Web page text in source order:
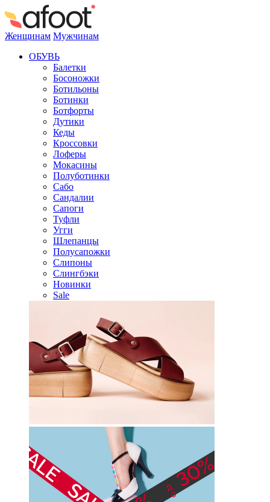
Женщинам Мужчинам
ОБУВЬ
Балетки
Босоножки
Ботильоны
Ботинки
Ботфорты
Дутики
Кеды
Кроссовки
Лоферы
Мокасины
Полуботинки
Сабо
Сандалии
Сапоги
Туфли
Угги
Шлепанцы
Полусапожки
Слипоны
Слингбэки
Новинки
Sale